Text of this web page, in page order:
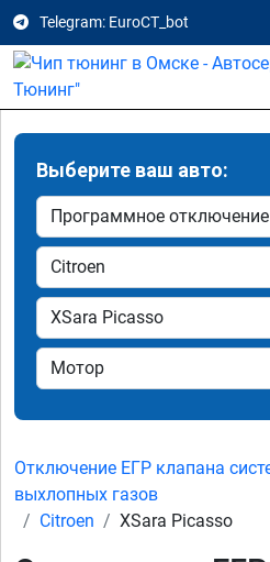
Telegram: EuroCT_bot
Выберите ваш авто:
Отключение ЕГР клапана
выхлопных газов
Citroen
XSara Picasso